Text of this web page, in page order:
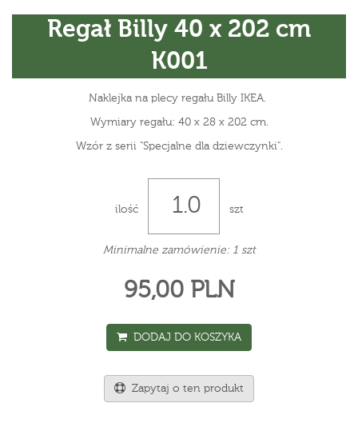
Regał Billy 40 x 202 cm
K001
Naklejka na plecy regału Billy IKEA.
Wymiary regału: 40 x 28 x 202 cm.
Wzór z serii "Specjalne dla dziewczynki".
ilość szt
Minimalne zamówienie: 1 szt
95,00 PLN
DODAJ DO KOSZYKA
Zapytaj o ten produkt